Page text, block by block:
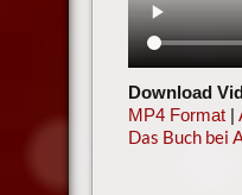
Download
MP4 Format|
Das Buch bei